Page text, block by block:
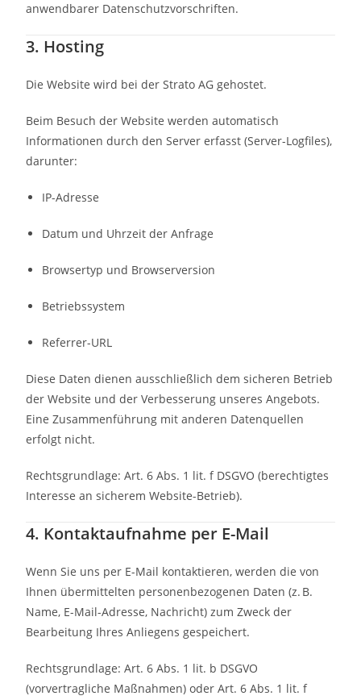
anwendbarer Datenschutzvorschriften.
3. Hosting
Die Website wird bei derStrato AG gehostet.
Beim Besuch der Website werden automatisch
Informationen durch den Server erfasst (Server-Logfiles),
darunter:
IP-Adresse
Datum und Uhrzeit der Anfrage
Browsertyp und Browserversion
Betriebssystem
Referrer-URL
Diese Daten dienen ausschließlich dem sicheren Betrieb
der Website und der Verbesserung unseres Angebots.
Eine Zusammenführung mit anderen Datenquellen
erfolgt nicht.
Rechtsgrundlage: Art. 6 Abs. 1 lit. f DSGVO (berechtigtes
Interesse an sicherem Website-Betrieb).
4. Kontaktaufnahme per E-Mail
Wenn Sie uns per E-Mail kontaktieren, werden die von
Ihnen übermittelten personenbezogenen Daten (z. B.
Name, E-Mail-Adresse, Nachricht) zum Zweck der
Bearbeitung Ihres Anliegens gespeichert.
Rechtsgrundlage: Art. 6 Abs. 1 lit. b DSGVO
(vorvertragliche Maßnahmen) oder Art. 6 Abs. 1 lit. f